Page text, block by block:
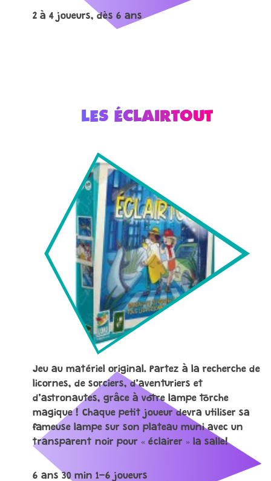
2 à 4 joueurs, dès 6 ans
LES ÉCLAIRTOUT
Jeu au matériel original. Partez à la recherche de
licornes, de sorciers, d’aventuriers et
d’astronautes, grâce à votre lampe torche
magique ! Chaque petit joueur devra utiliser sa
fameuse lampe sur son plateau muni avec un
transparent noir pour « éclairer » la salle!
6 ans 30 min 1-6 joueurs